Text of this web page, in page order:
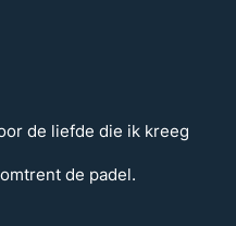
de liefde die ik kreeg
de padel.